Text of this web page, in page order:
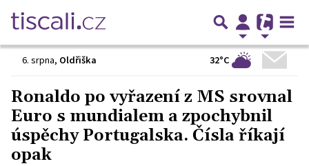
6. srpna, Oldřiška 32°C
Ronaldo po vyřazení z MS srovnal
Euro s mundialem a zpochybnil
úspěchy Portugalska. Čísla říkají
opak